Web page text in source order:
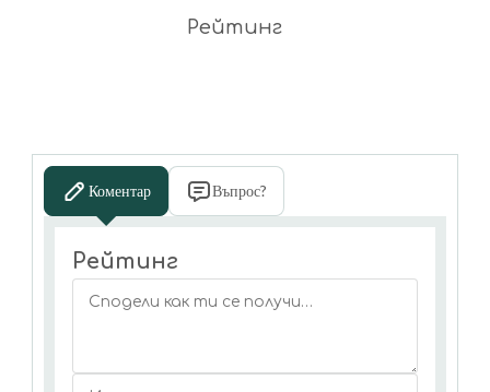
Рейтинг
Коментар Въпрос?
Рейтинг